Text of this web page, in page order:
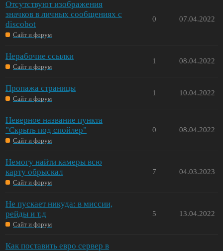
Отсутствуют изображения
значков в личных сообщениях с
discobot
Сайт и форум
0 07.04.2022
Нерабочие ссылки
Сайт и форум
1 08.04.2022
Пропажа страницы
Сайт и форум
1 10.04.2022
Неверное название пункта
"Скрыть под спойлер"
Сайт и форум
0 08.04.2022
Немогу найти камеры всю
карту обрыскал
Сайт и форум
7 04.03.2023
Не пускает никуда: в миссии,
рейды и т.д
Сайт и форум
5 13.04.2022
Как поставить евро сервер в